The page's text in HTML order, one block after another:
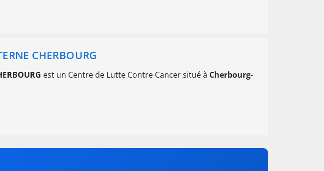
CHERBOURG
est un Centre de Lutte Contre Cancer situé à Cherbourg-